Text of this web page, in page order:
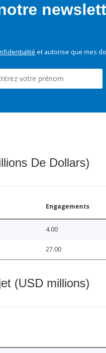
et autorise que mes
De Dollars)
Engagements
4.00
27.00
(USD millions)